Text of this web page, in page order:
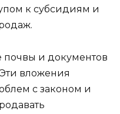
к субсидиям и
почвы и документов
вложения
с законом и